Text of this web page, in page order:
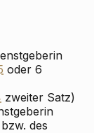
oder 6
zweiter Satz)
des